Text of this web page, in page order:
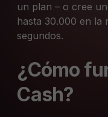
un plan – o cree
hasta 30.000 en la
segundos.
¿Cómo
Cash?